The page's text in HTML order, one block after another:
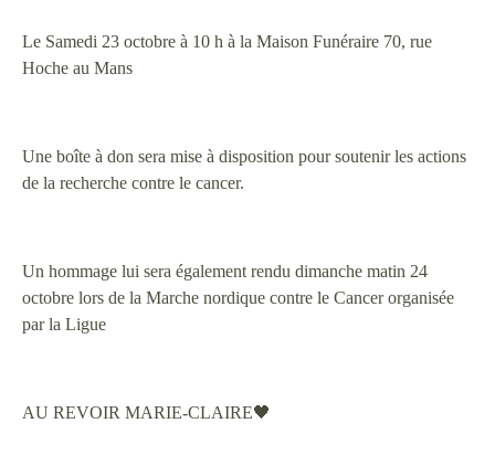
Le Samedi 23 octobre à 10 h à la Maison Funéraire 70, rue
Hoche au Mans
Une boîte à don sera mise à disposition pour soutenir les actions
de la recherche contre le cancer.
Un hommage lui sera également rendu dimanche matin 24
octobre lors de la Marche nordique contre le Cancer organisée
par la Ligue
AU REVOIR MARIE-CLAIRE🖤